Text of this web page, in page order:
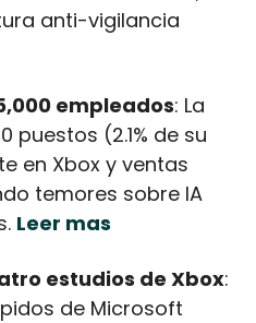
anti-vigilancia
empleados: La
(2.1% de su
en Xbox y ventas
temores sobre IA
Leer mas
estudios de Xbox:
de Microsoft